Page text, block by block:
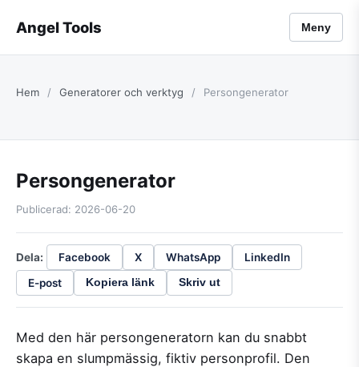
Angel Tools Meny
Hem / Generatorer och verktyg / Persongenerator
Persongenerator
Publicerad: 2026-06-20
Dela: Facebook X WhatsApp
LinkedIn
E-post
Kopiera länk Skriv ut
Med den här persongeneratorn kan du snabbt
skapa en slumpmässig, fiktiv personprofil. Den